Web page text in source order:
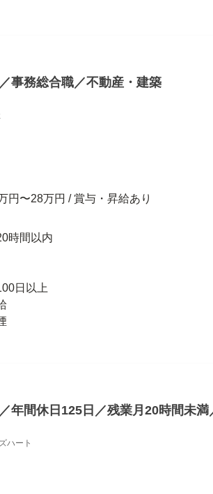
事務総合職／不動産・建築
円〜28万円 / 賞与・昇給あり
時間以内
日以上
年間休日125日／残業月20時間未満
ハート